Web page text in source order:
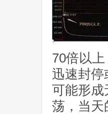
70倍以
迅速封
可能形成
荡，当天